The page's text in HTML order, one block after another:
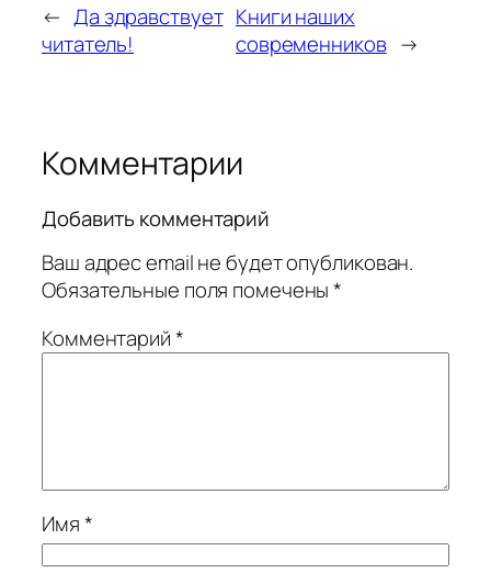
← Да здравствует
читатель!
Книги наших
современников →
Комментарии
Добавить комментарий
Ваш адрес email не будет опубликован.
Обязательные поля помечены*
Комментарий*
Имя*